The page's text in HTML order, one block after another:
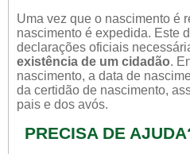
Uma vez que o nascimento é
nascimento é expedida. Este
declarações oficiais
existência de um cidadão.
nascimento, a data de
da certidão de nascimento,
pais e dos avós.
PRECISA DE